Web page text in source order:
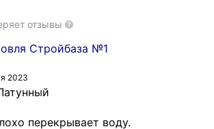
отзывы
Стройбаза №1
2023
перекрывает воду.